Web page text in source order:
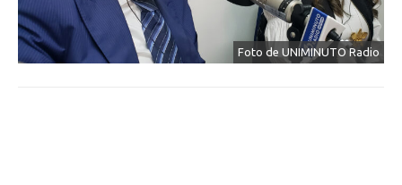
Foto de UNIMINUTO Radio